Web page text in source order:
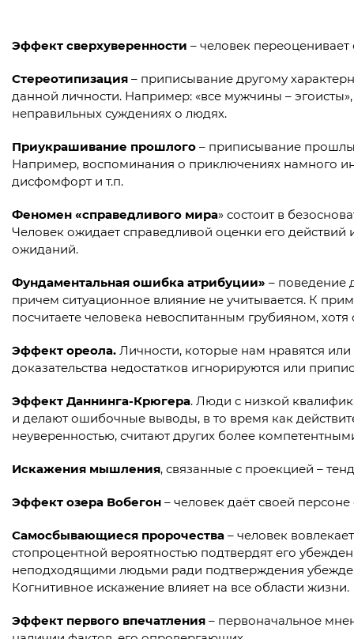
Эффект сверхуверенности – человек переоценивает
Стереотипизация – приписывание другому
данной личности. Например: «все мужчины –
неправильных суждениях о людях.
Приукрашивание прошлого – приписывание
Например, воспоминания о приключениях намного
дисфомфорт и т.п.
Феномен «справедливого мира» состоит в
Человек ожидает справедливой оценки его действий
ожиданий.
Фундаментальная ошибка атрибуции» – поведение
причем ситуационное влияние не учитывается. К
посчитаете человека невоспитанным грубияном,
Эффект ореола. Личности, которые нам нравятся
доказательства недостатков игнорируются или
Эффект Даннинга-Крюгера. Люди с низкой
и делают ошибочные выводы, в то время как
неуверенностью, считают других более
Искажения мышления, связанные с проекцией –
Эффект озера Вобегон – человек даёт своей
Самосбывающиеся пророчества – человек
стопроцентной вероятностью подтвердят его
неподходящими людьми ради подтверждения
Когнитивное искажение влияет на все области жизни.
Эффект первого впечатления – первоначальное